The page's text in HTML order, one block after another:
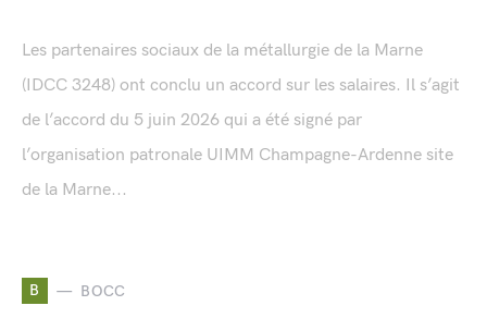
Les partenaires sociaux de la métallurgie de la Marne
(IDCC 3248) ont conclu un accord sur les salaires. Il s’agit
de l’accord du 5 juin 2026 qui a été signé par
l’organisation patronale UIMM Champagne-Ardenne site
de la Marne...
B BOCC